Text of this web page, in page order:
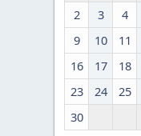
2
3 4
9
10 11
16
17 18
23
24 25
30